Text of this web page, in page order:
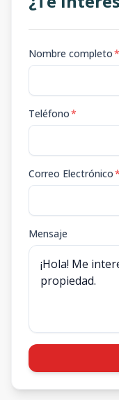
Nombre completo*
Teléfono*
Correo Electrónico*
Mensaje